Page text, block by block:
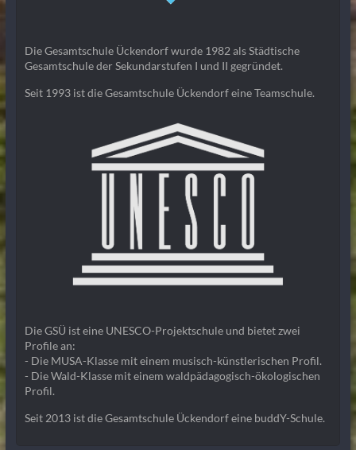
Die Gesamtschule Ückendorf wurde 1982 als Städtische
Gesamtschule der Sekundarstufen I und II gegründet.
Seit 1993 ist die Gesamtschule Ückendorf eine Teamschule.
Die GSÜ ist eine UNESCO-Projektschule und bietet zwei
Profile an:
- Die MUSA-Klasse mit einem musisch-künstlerischen Profil.
- Die Wald-Klasse mit einem waldpädagogisch-ökologischen
Profil.
Seit 2013 ist die Gesamtschule Ückendorf eine buddY-Schule.